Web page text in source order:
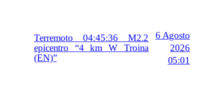
Terremoto 04:45:36 M2.2
epicentro “4 km W Troina
(EN)”
6 Agosto
2026
05:01